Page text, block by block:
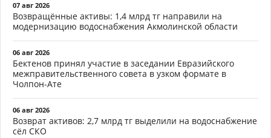
07 авг 2026
Возвращённые активы: 1,4 млрд тг направили на
модернизацию водоснабжения Акмолинской области
06 авг 2026
Бектенов принял участие в заседании Евразийского
межправительственного совета в узком формате в
Чолпон-Ате
06 авг 2026
Возврат активов: 2,7 млрд тг выделили на водоснабжение
сёл СКО